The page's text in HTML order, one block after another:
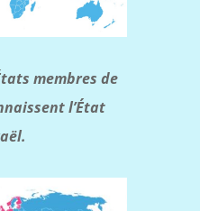
membres de
l’État